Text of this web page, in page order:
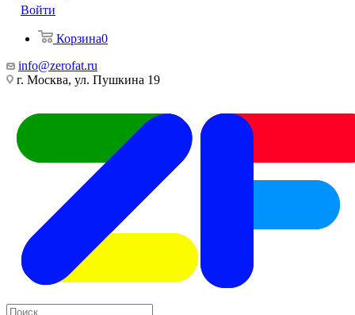
Войти
Корзина0
info@zerofat.ru
г. Москва, ул. Пушкина 19